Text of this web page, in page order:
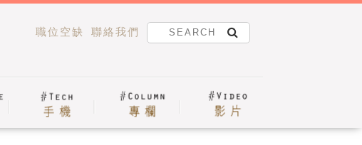
職位空缺 聯絡我們